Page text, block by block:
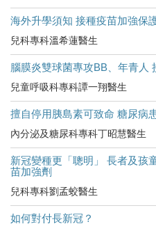
海外升學須知 接種疫苗加強保
兒科專科溫希蓮醫生
腦膜炎雙球菌專攻BB、年青人
兒童呼吸科專科譚一翔醫生
擅自停用胰島素可致命 糖尿病
內分泌及糖尿科專科丁昭慧醫生
新冠變種更「聰明」 長者及孩
苗加強劑
兒科專科劉孟蛟醫生
如何對付長新冠？